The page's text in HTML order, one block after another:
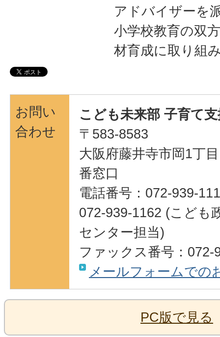
アドバイザーを
小学校教育の双
材育成に取り組
お問い
合わせ
こども未来部 子育て
〒583-8583
大阪府藤井寺市岡1丁
番窓口
電話番号：072-939-
072-939-1162 (こども
センター担当)
ファックス番号：072-
メールフォームでの
PC版で見る